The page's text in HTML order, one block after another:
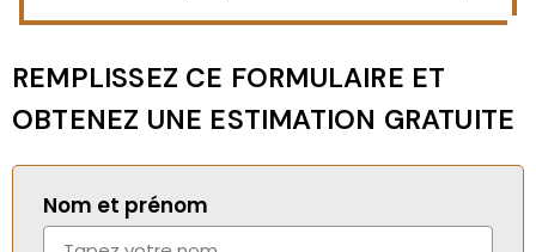
REMPLISSEZ CE FORMULAIRE ET
OBTENEZ UNE ESTIMATION GRATUITE
Nom et prénom